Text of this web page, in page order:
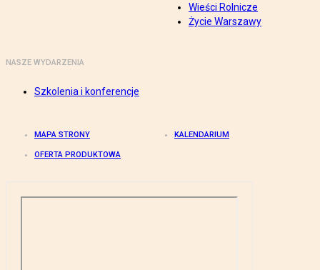
Wieści Rolnicze
Życie Warszawy
NASZE WYDARZENIA
Szkolenia i konferencje
MAPA STRONY KALENDARIUM
OFERTA PRODUKTOWA